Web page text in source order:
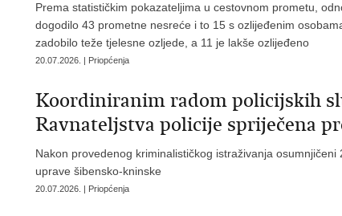
​Prema statističkim pokazateljima u cestovnom prometu,
dogodilo 43 prometne nesreće i to 15 s ozlijeđenim
zadobilo teže tjelesne ozljede, a 11 je lakše ozlijeđeno
20.07.2026. | Priopćenja
Koordiniranim radom policijskih
Ravnateljstva policije spriječena
Nakon provedenog kriminalističkog istraživanja
uprave šibensko-kninske
20.07.2026. | Priopćenja